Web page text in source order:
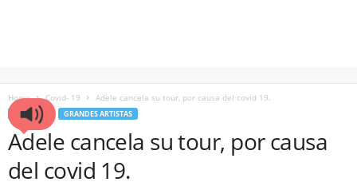
Home Covid- 19 Adele cancela su tour, por causa del covid 19.
COVID- 19 GRANDES ARTISTAS
Adele cancela su tour, por causa
del covid 19.